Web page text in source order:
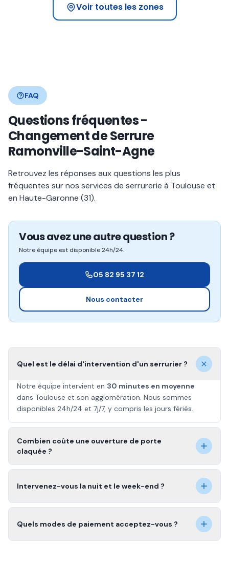
Voir toutes les zones
FAQ
Questions fréquentes -
Changement de Serrure
Ramonville-Saint-Agne
Retrouvez les réponses aux questions les plus
fréquentes sur nos services de serrurerie à Toulouse et
en Haute-Garonne (31).
Vous avez une autre question ?
Notre équipe est disponible 24h/24.
05 82 95 37 12
Nous contacter
Quel est le délai d'intervention d'un serrurier ?
Notre équipe intervient en 30 minutes en moyenne
dans Toulouse et son agglomération. Nous sommes
disponibles 24h/24 et 7j/7, y compris les jours fériés.
Combien coûte une ouverture de porte
claquée ?
Intervenez-vous la nuit et le week-end ?
Quels modes de paiement acceptez-vous ?